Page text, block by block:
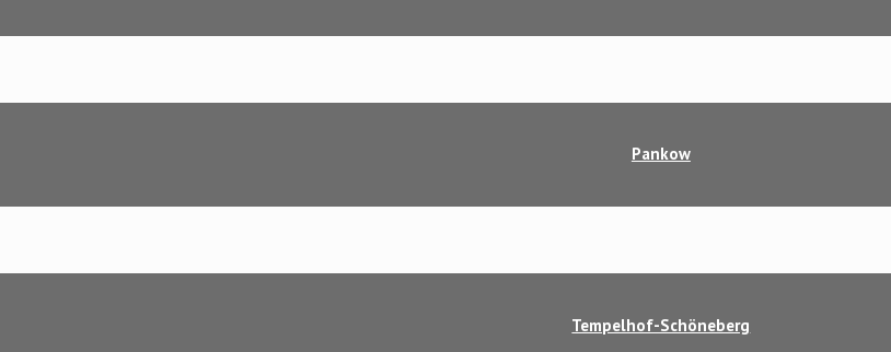
Pankow
Tempelhof-Schöneberg